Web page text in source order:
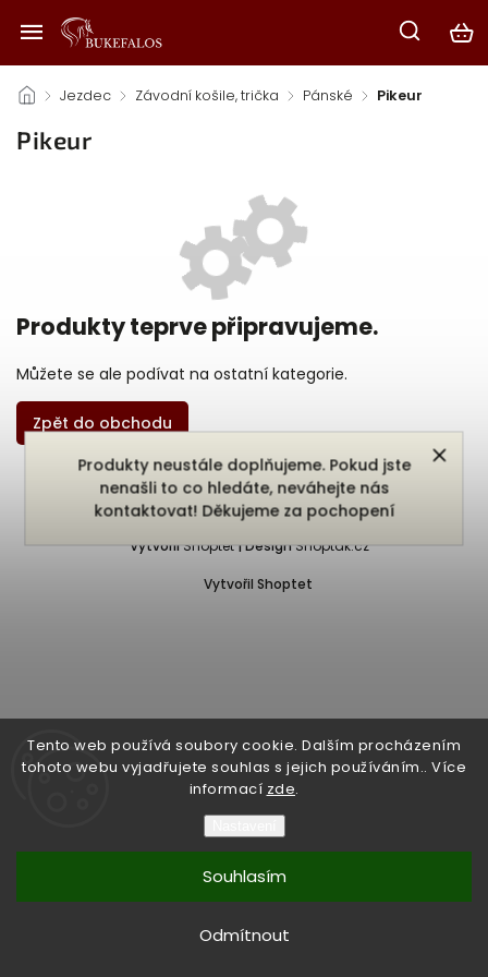
Tento web používá soubory cookie. Dalším procházením
tohoto webu vyjadřujete souhlas s jejich používáním.. Více
informací zde.
Odmítnout
Souhlasím
Produkty neustále doplňujeme. Pokud jste
nenašli to co hledáte, neváhejte nás
kontaktovat! Děkujeme za pochopení
/ Jezdec / Závodní košile, trička / Pánské / Pikeur
Pikeur
Produkty teprve připravujeme.
Můžete se ale podívat na ostatní kategorie.
Zpět do obchodu
Vytvořil Shoptet
Copyright 2026Bukefalos. Všechna práva vyhrazena.
Vytvořil Shoptet | Design Shoptak.cz